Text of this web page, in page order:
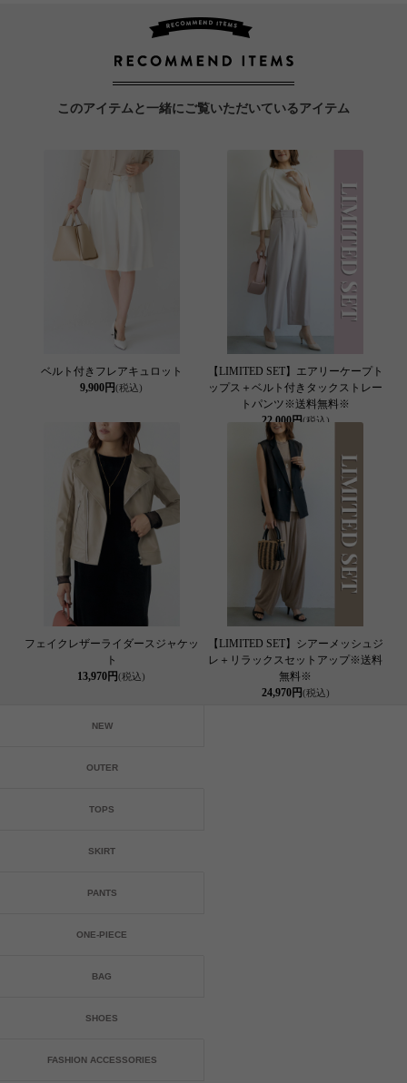
このアイテムと一緒にご覧いただいているアイテム
ベルト付きフレアキュロット
9,900円(税込)
【LIMITED SET】エアリーケープト
ップス＋ベルト付きタックストレー
トパンツ※送料無料※
22,000円(税込)
フェイクレザーライダースジャケッ
ト
13,970円(税込)
【LIMITED SET】シアーメッシュジ
レ＋リラックスセットアップ※送料
無料※
24,970円(税込)
NEW
OUTER
TOPS
SKIRT
PANTS
ONE-PIECE
BAG
SHOES
FASHION ACCESSORIES